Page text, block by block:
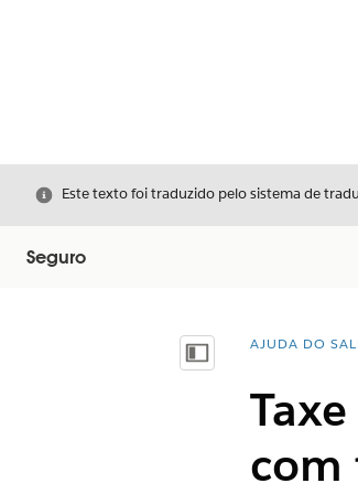
Fechar
Este texto foi traduzido pelo sistema de
Seguro
Mostrar índiceVocê está
AJUDA DO
com